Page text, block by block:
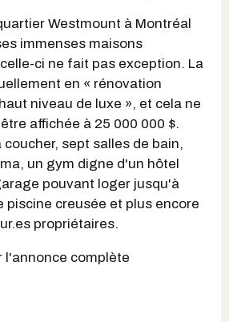
Westmount à Montréal
immenses maisons
ci ne fait pas exception. La
en « rénovation
niveau de luxe », et cela ne
affichée à 25 000 000 $.
sept salles de bain,
un gym digne d'un hôtel
pouvant loger jusqu'à
piscine creusée et plus encore
propriétaires.
l'annonce complète